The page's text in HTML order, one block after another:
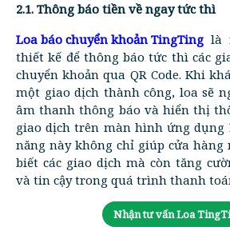
2.1. Thông báo tiền về ngay tức thì
Loa báo chuyển khoản TingTing là
thiết kế để thông báo tức thì các
chuyển khoản qua QR Code. Khi
một giao dịch thành công, loa sẽ
âm thanh thông báo và hiển thị
giao dịch trên màn hình ứng dụng
năng này không chỉ giúp cửa hàng
biết các giao dịch mà còn tăng
và tin cậy trong quá trình thanh
Nhận tư vấn Loa